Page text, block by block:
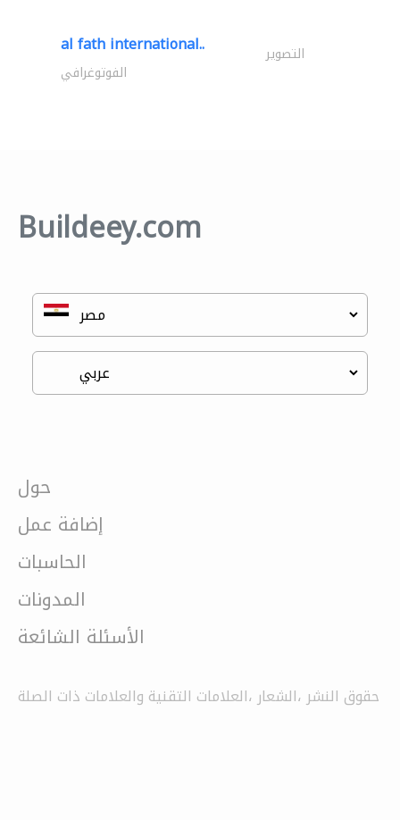
al fath international.. التصوير
الفوتوغرافي
Buildeey.com
حول
إضافة عمل
الحاسبات
المدونات
الأسئلة الشائعة
حقوق النشر ،الشعار ،العلامات التقنية والعلامات ذات الصلة